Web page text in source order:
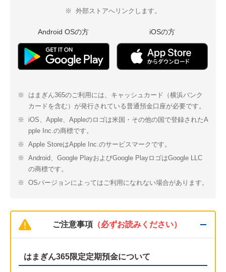
※ 外部ストアへリンクします。
Android OSの方 iOSの方
※
はまぎん365のご利用には、キャッシュカード（横浜バンク
カードを含む）が発行されている普通預金口座が必要です。
※
iOS、Apple、Appleのロゴは米国・その他の国で登録されたA
pple Inc.の商標です。
※
Apple StoreはApple Inc.のサービスマークです。
※
Android、Google PlayおよびGoogle PlayロゴはGoogle LLC
の商標です。
※
OSバージョンによってはご利用になれない場合があります。
ご注意事項（必ずお読みください）
はまぎん365限定定期預金について